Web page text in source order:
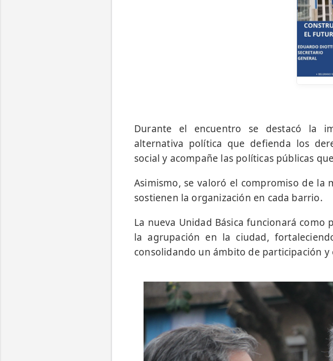
Durante el encuentro se destacó la
alternativa política que defienda los
social y acompañe las políticas públicas
Asimismo, se valoró el compromiso de
sostienen la organización en cada barrio.
La nueva Unidad Básica funcionará
la agrupación en la ciudad,
consolidando un ámbito de participación